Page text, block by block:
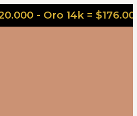
Oro 14k = $176.000 -